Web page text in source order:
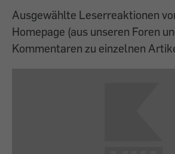
Ausgewählte Leserreaktionen
Homepage (aus unseren Foren
Kommentaren zu einzelnen